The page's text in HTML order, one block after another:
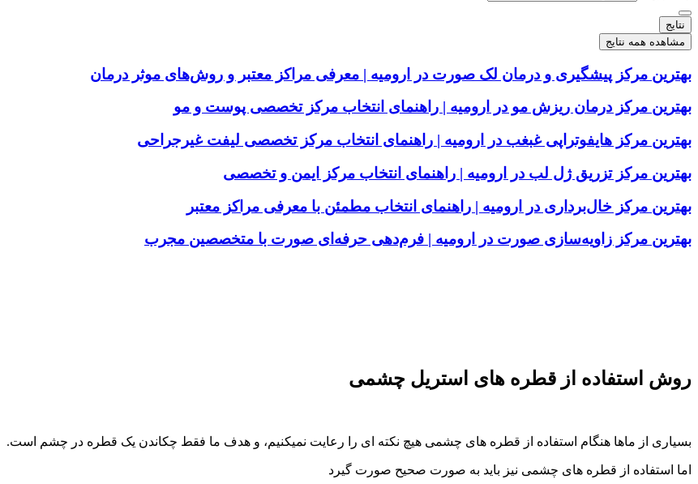
نتایج
مشاهده همه نتایج
بهترین مرکز پیشگیری و درمان لک صورت در ارومیه | معرفی مراکز معتبر و روش‌های موثر درمان
بهترین مرکز درمان ریزش مو در ارومیه | راهنمای انتخاب مرکز تخصصی پوست و مو
بهترین مرکز هایفوتراپی غبغب در ارومیه | راهنمای انتخاب مرکز تخصصی لیفت غیرجراحی
بهترین مرکز تزریق ژل لب در ارومیه | راهنمای انتخاب مرکز ایمن و تخصصی
بهترین مرکز خال‌برداری در ارومیه | راهنمای انتخاب مطمئن با معرفی مراکز معتبر
بهترین مرکز زاویه‌سازی صورت در ارومیه | فرم‌دهی حرفه‌ای صورت با متخصصین مجرب
روش استفاده از قطره های استریل چشمی
بسیاری از ماها هنگام استفاده از قطره های چشمی هیچ نکته ای را رعایت نمیکنیم، و هدف ما فقط چکاندن یک قطره در چشم است.
اما استفاده از قطره های چشمی نیز باید به صورت صحیح صورت گیرد